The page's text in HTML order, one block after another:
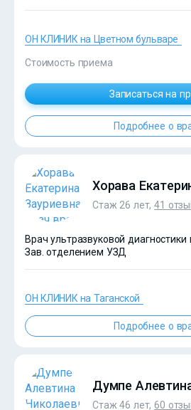
?>
ОН КЛИНИК на Цветном бульваре
Стоимость приема
Записаться на
Подробнее о
Хорава
Стаж 26 лет,41
Врач ультразвуковой
Зав. отделением УЗД
ОН КЛИНИК на Таганской
Подробнее о
Думпе
Стаж 46 лет,60